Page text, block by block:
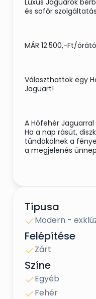
Luxus Jaguarok
és sofőr
MÁR 12.500,-Ft/
Választhattok egy
Jaguart!
A Hófehér
Ha a nap rásüt,
tündökölnek a
a megjelenés
meg Benneteket,
színű Jaguar!
Valamint
Oldtimer
Jaguar Daimler
Típusa
Modern -
Felépítése
Zárt
Színe
Egyéb
Fehér